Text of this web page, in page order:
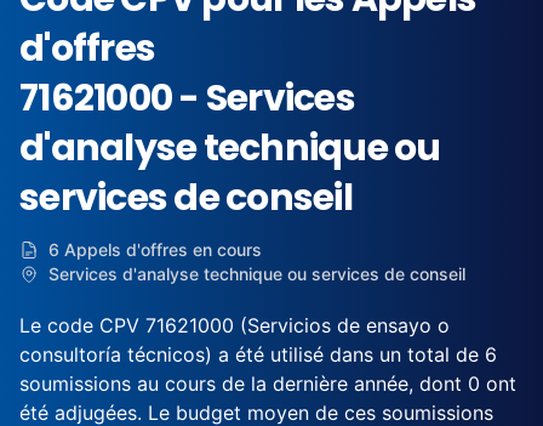
d'offres
71621000 - Services
d'analyse technique ou
services de conseil
6 Appels d'offres en cours
Services d'analyse technique ou services de conseil
Le code CPV 71621000 (Servicios de ensayo o
consultoría técnicos) a été utilisé dans un total de 6
soumissions au cours de la dernière année, dont 0 ont
été adjugées. Le budget moyen de ces soumissions